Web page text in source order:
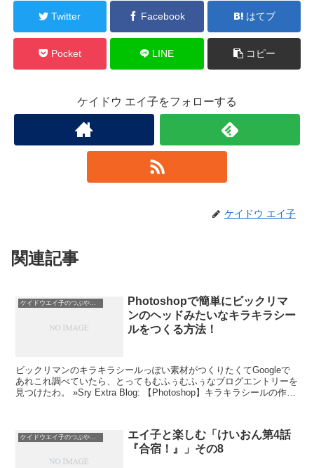
Twitter Facebook はてブ
Pocket LINE コピー
ケイドウ エイ子をフォローする
ケイドウ エイ子
関連記事
ケイドウエイ子のつぶやき日記
Photoshopで簡単にビックリマ
ンのヘッドみたいなキラキラシー
ルをつくる方法！
ビックリマンのキラキラシールっぽい素材がつくりたくてGoogleで
あれこれ調べていたら、とってもむふぅむふぅなブログエントリーを
見つけたわ。 »Sry Extra Blog: 【Photoshop】キラキラシールの作り
ケイドウエイ子のつぶやき日記
エイ子と楽しむ「けいおん第4話
『合宿！』」その8